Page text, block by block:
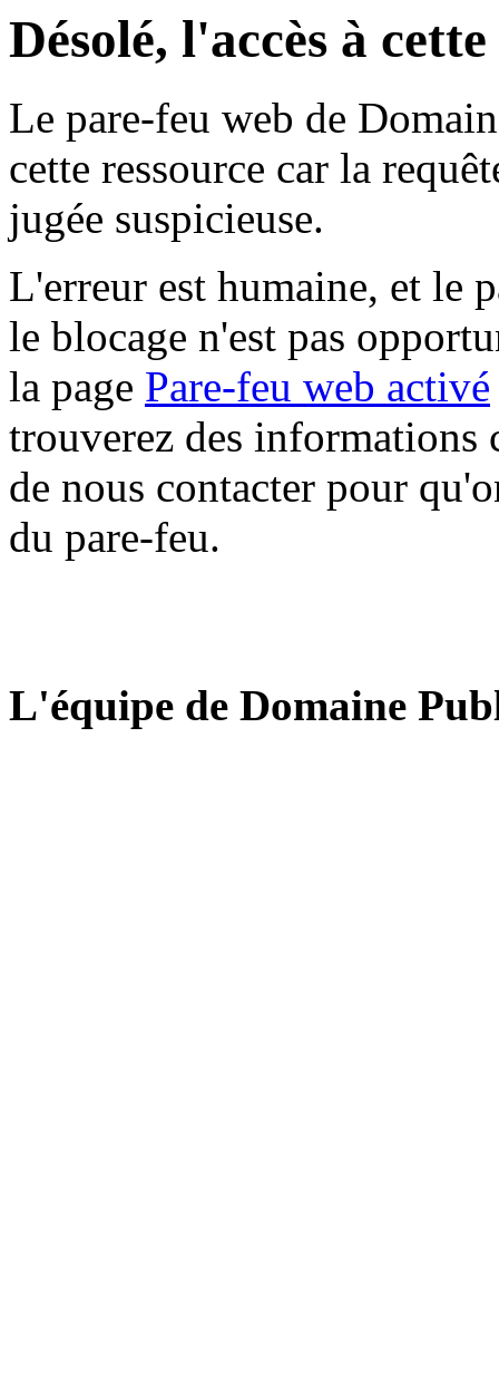
Désolé, l'accès à
Le pare-feu web de
cette ressource car la
jugée suspicieuse.
L'erreur est humaine, et le
le blocage n'est pas
la page Pare-feu web activé
trouverez des informations
de nous contacter pour
du pare-feu.
L'équipe de Domaine